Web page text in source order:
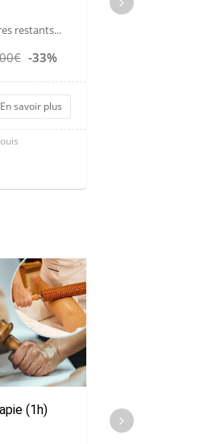
restants...
-33%
savoir plus
(1h)
Drainage